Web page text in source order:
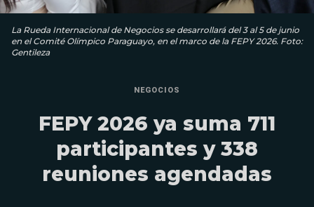
La Rueda Internacional de Negocios se desarrollará del 3 al 5 de junio
en el Comité Olímpico Paraguayo, en el marco de la FEPY 2026. Foto:
Gentileza
NEGOCIOS
FEPY 2026 ya suma 711
participantes y 338
reuniones agendadas